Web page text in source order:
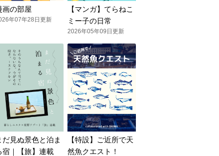
画の部屋
年07年28日更新
【マンガ】てらねこ
ミー子の日常
2026年05年09日更新
だ見ぬ景色と泊ま
宿｜【旅】連載
【特設】ご近所で天
然魚クエスト！